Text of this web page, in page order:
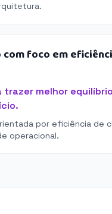
com foco em
trazer melhor
por eficiência de
operacional.